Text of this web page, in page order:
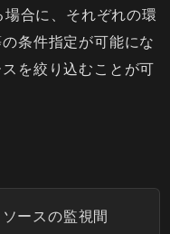
合に、それぞれの環
条件指定が可能にな
を絞り込むことが可
ースの監視間